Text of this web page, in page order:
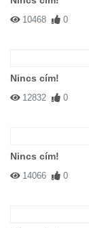
10468 0
Nincs cím!
12832 0
Nincs cím!
14066 0